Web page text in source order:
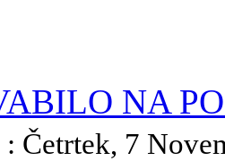
NA
Četrtek, 7